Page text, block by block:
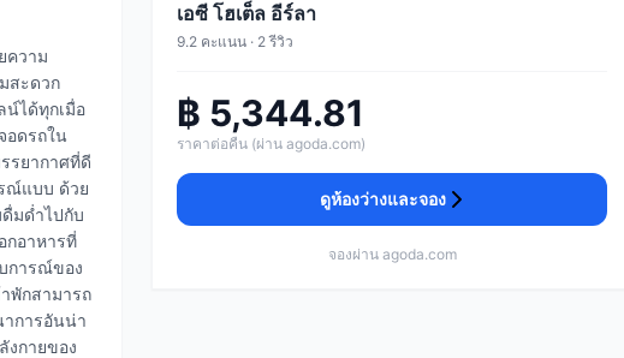
ความ
สะดวก
น์ได้ทุกเมื่อ
อดรถใน
รยากาศที่ดี
ณ์แบบ ด้วย
มด่ำไปกับ
กอาหารที่
การณ์ของ
พักสามารถ
การอันน่า
งกายของ
เอซี โฮเต็ล อีร์ลา
9.2 คะแนน · 2 รีวิว
฿ 5,344.81
ราคาต่อคืน (ผ่าน agoda.com)
ดูห้องว่างและจอง
จองผ่าน agoda.com